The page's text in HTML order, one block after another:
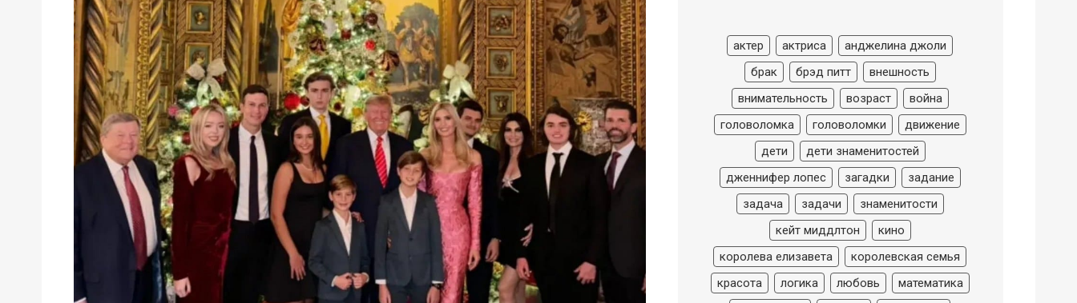
актер актриса
анджелина джоли
брак
брэд питт
внешность
внимательность
возраст
война
головоломка
головоломки
движение
дети
дети знаменитостей
дженнифер лопес
загадки
задание
задача
задачи
знаменитости
кейт миддлтон
кино
королева елизавета
королевская семья
красота
логика любовь
математика